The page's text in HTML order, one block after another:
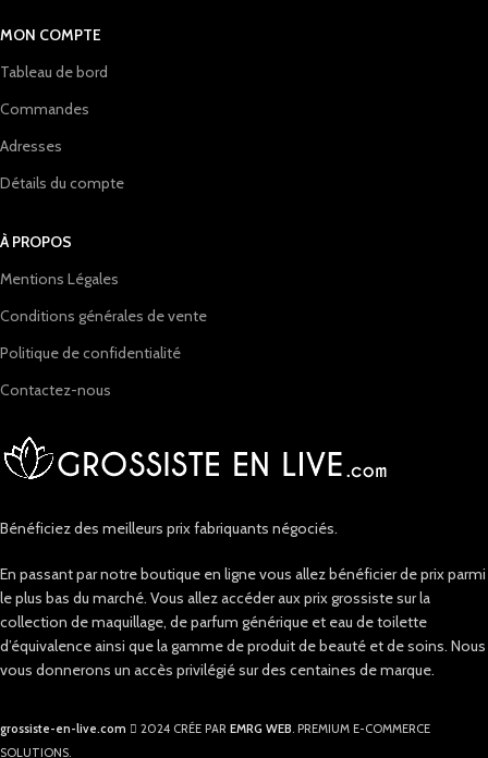
MON COMPTE
Tableau de bord
Commandes
Adresses
Détails du compte
À PROPOS
Mentions Légales
Conditions générales de vente
Politique de confidentialité
Contactez-nous
Bénéficiez des meilleurs prix fabriquants négociés.
En passant par notre boutique en ligne vous allez bénéficier de prix parmi
le plus bas du marché. Vous allez accéder aux prix grossiste sur la
collection de maquillage, de parfum générique et eau de toilette
d’équivalence ainsi que la gamme de produit de beauté et de soins. Nous
vous donnerons un accès privilégié sur des centaines de marque.
grossiste-en-live.com 2024 CRÉE PAR EMRG WEB. PREMIUM E-COMMERCE
SOLUTIONS.